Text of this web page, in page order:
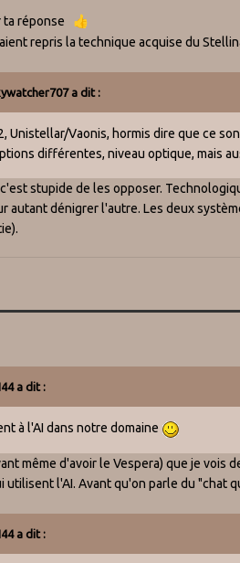
ta réponse 👍
repris la technique acquise du
a dit :
Unistellar/Vaonis, hormis dire que ce
différentes, niveau optique, mais
c'est stupide de les opposer.
autant dénigrer l'autre. Les deux
a dit :
à l'AI dans notre domaine
même d'avoir le Vespera) que je vois
utilisent l'AI. Avant qu'on parle du "chat
a dit :